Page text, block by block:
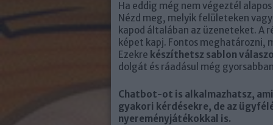
Ha eddig még nem végeztél
Nézd meg, melyik felületeken
kapod általában az üzeneteket. A
képet kapj. Fontos meghatározni,
Ezekre készíthetsz sablon
dolgát és ráadásul még
Chatbot-ot is alkalmazhatsz,
gyakori kérdésekre, de az
nyereményjátékokkal is.